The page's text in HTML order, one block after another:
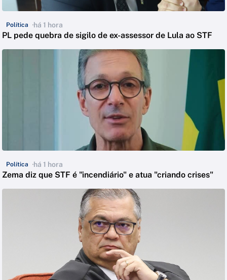
Política há 1 hora
PL pede quebra de sigilo de ex-assessor de Lula ao STF
Política há 1 hora
Zema diz que STF é "incendiário" e atua "criando crises"